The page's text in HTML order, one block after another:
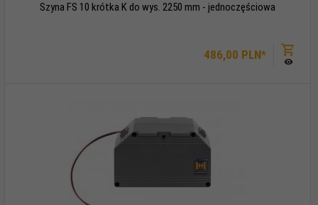
486,00 PLN*
Szyna FS 10 krótka K do wys. 2250 mm - jednoczęściowa